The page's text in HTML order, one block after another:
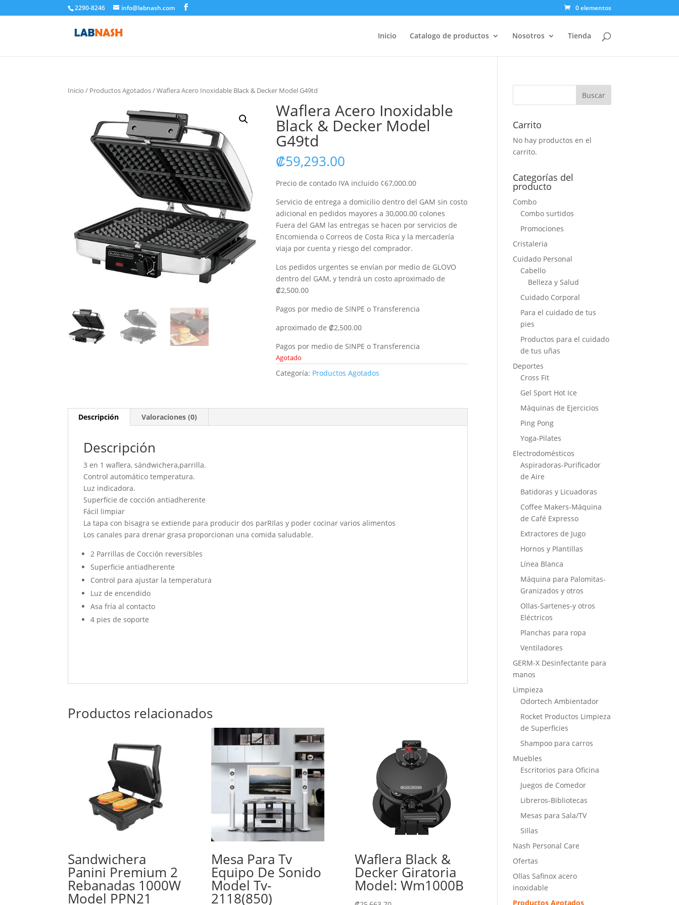
2290-8246 info@labnash.com 0 elementos
Inicio Catalogo de productos Nosotros Tienda
Inicio / Productos Agotados/ Waflera Acero Inoxidable Black & Decker Model G49td
Waflera Acero Inoxidable
Black & Decker Model
G49td
₡59,293.00
Precio de contado IVA incluido ¢67,000.00
Servicio de entrega a domicilio dentro del GAM sin costo
adicional en pedidos mayores a 30,000.00 colones
Fuera del GAM las entregas se hacen por servicios de
Encomienda o Correos de Costa Rica y la mercadería
viaja por cuenta y riesgo del comprador.
Los pedidos urgentes se envían por medio de GLOVO
dentro del GAM, y tendrá un costo aproximado de
₡2,500.00
Pagos por medio de SINPE o Transferencia
aproximado de ₡2,500.00
Pagos por medio de SINPE o Transferencia
Agotado
Categoría: Productos Agotados
Descripción Valoraciones (0)
Descripción
3 en 1 waflera, sándwichera,parrilla.
Control automático temperatura.
Luz indicadora.
Superficie de cocción antiadherente
Fácil limpiar
La tapa con bisagra se extiende para producir dos parRIlas y poder cocinar varios alimentos
Los canales para drenar grasa proporcionan una comida saludable.
2 Parrillas de Cocción reversibles
Superficie antiadherente
Control para ajustar la temperatura
Luz de encendido
Asa fría al contacto
4 pies de soporte
Productos relacionados
Sandwichera
Panini Premium 2
Rebanadas 1000W
Model PPN21
Mesa Para Tv
Equipo De Sonido
Model Tv-
2118(850)
Waflera Black &
Decker Giratoria
Model: Wm1000B
Carrito
No hay productos en el
carrito.
Categorías del
producto
Combo
Combo surtidos
Promociones
Cristaleria
Cuidado Personal
Cabello
Belleza y Salud
Cuidado Corporal
Para el cuidado de tus
pies
Productos para el cuidado
de tus uñas
Deportes
Cross Fit
Gel Sport Hot Ice
Máquinas de Ejercicios
Ping Pong
Yoga-Pilates
Electrodomésticos
Aspiradoras-Purificador
de Aire
Batidoras y Licuadoras
Coffee Makers-Máquina
de Café Expresso
Extractores de Jugo
Hornos y Plantillas
Línea Blanca
Máquina para Palomitas-
Granizados y otros
Ollas-Sartenes-y otros
Eléctricos
Planchas para ropa
Ventiladores
GERM-X Desinfectante para
manos
Limpieza
Odortech Ambientador
Rocket Productos Limpieza
de Superficies
Shampoo para carros
Muebles
Escritorios para Oficina
Juegos de Comedor
Libreros-Bibliotecas
Mesas para Sala/TV
Sillas
Nash Personal Care
Ofertas
Ollas Safinox acero
inoxidable
Productos Agotados